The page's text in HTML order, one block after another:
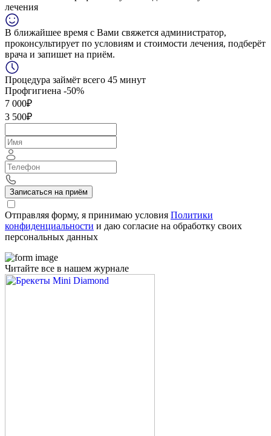
лечения
В ближайшее время с Вами свяжется администратор,
проконсультирует по условиям и стоимости лечения, подберёт
врача и запишет на приём.
Процедура займёт всего 45 минут
Профгигиена -50%
7 000₽
3 500₽
Записаться на приём
Отправляя форму, я принимаю условия Политики
конфиденциальности и даю согласие на обработку своих
персональных данных
Читайте все в нашем журнале